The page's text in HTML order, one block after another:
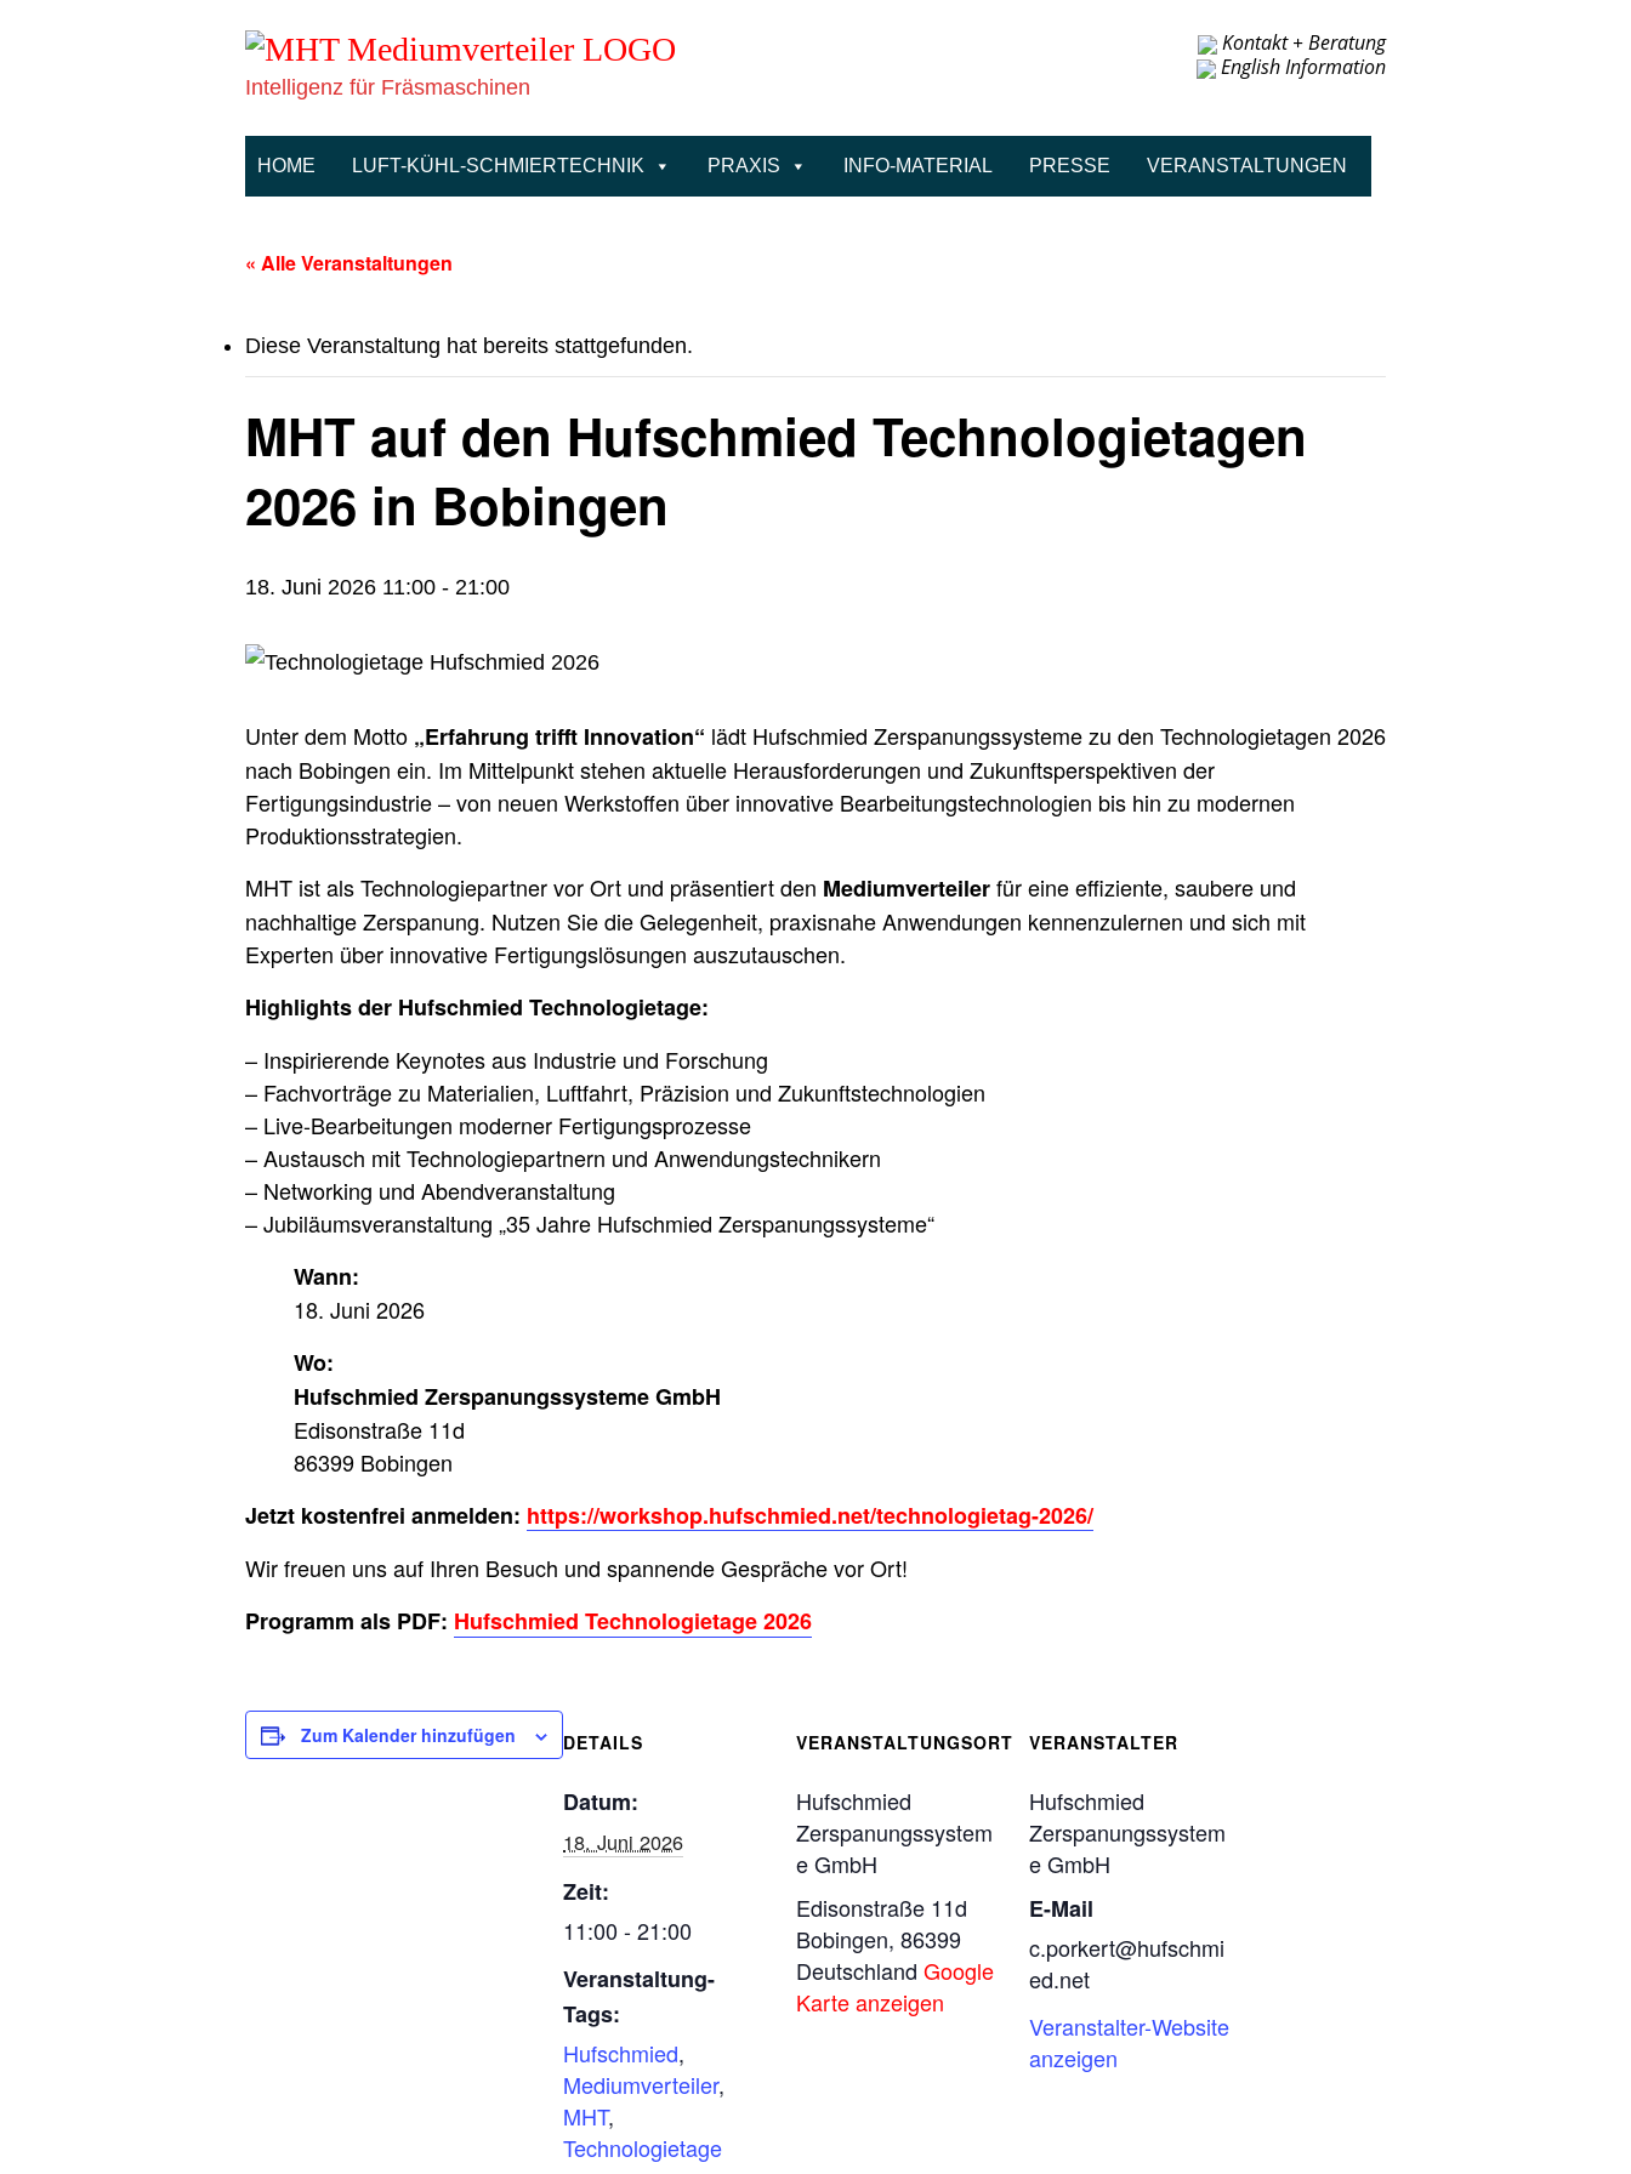
Intelligenz für Fräsmaschinen
Kontakt + Beratung
English Information
HOME LUFT-KÜHL-SCHMIERTECHNIK PRAXIS INFO-MATERIAL PRESSE VERANSTALTUNGEN
« Alle Veranstaltungen
Diese Veranstaltung hat bereits stattgefunden.
MHT auf den Hufschmied Technologietagen
2026 in Bobingen
18. Juni 2026 11:00 - 21:00
Unter dem Motto „Erfahrung trifft Innovation“ lädt Hufschmied Zerspanungssysteme zu den Technologietagen 2026
nach Bobingen ein. Im Mittelpunkt stehen aktuelle Herausforderungen und Zukunftsperspektiven der
Fertigungsindustrie – von neuen Werkstoffen über innovative Bearbeitungstechnologien bis hin zu modernen
Produktionsstrategien.
MHT ist als Technologiepartner vor Ort und präsentiert den Mediumverteilerfür eine effiziente, saubere und
nachhaltige Zerspanung. Nutzen Sie die Gelegenheit, praxisnahe Anwendungen kennenzulernen und sich mit
Experten über innovative Fertigungslösungen auszutauschen.
Highlights der Hufschmied Technologietage:
– Inspirierende Keynotes aus Industrie und Forschung
– Fachvorträge zu Materialien, Luftfahrt, Präzision und Zukunftstechnologien
– Live-Bearbeitungen moderner Fertigungsprozesse
– Austausch mit Technologiepartnern und Anwendungstechnikern
– Networking und Abendveranstaltung
– Jubiläumsveranstaltung „35 Jahre Hufschmied Zerspanungssysteme“
Wann:
18. Juni 2026
Wo:
Hufschmied Zerspanungssysteme GmbH
Edisonstraße 11d
86399 Bobingen
Jetzt kostenfrei anmelden: https://workshop.hufschmied.net/technologietag-2026/
Wir freuen uns auf Ihren Besuch und spannende Gespräche vor Ort!
Programm als PDF: Hufschmied Technologietage 2026
Zum Kalender hinzufügen DETAILS
Datum:
18. Juni 2026
Zeit:
11:00 - 21:00
Veranstaltung-
Tags:
Hufschmied,
Mediumverteiler,
MHT,
Technologietage
VERANSTALTUNGSORT
Hufschmied
Zerspanungssystem
e GmbH
Edisonstraße 11d
Bobingen, 86399
Deutschland Google
Karte anzeigen
VERANSTALTER
Hufschmied
Zerspanungssystem
e GmbH
E-Mail
c.porkert@hufschmi
ed.net
Veranstalter-Website
anzeigen